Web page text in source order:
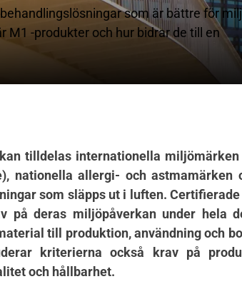
som är bättre för
M1 -produkter och hur bidrar de till en
tilldelas internationella
nationella allergi- och astmamärken
som släpps ut i luften.
på deras miljöpåverkan under hela
till produktion, användning och
kriterierna också krav på
och hållbarhet.